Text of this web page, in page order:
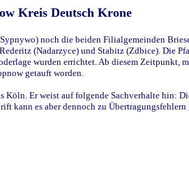
Kreis Deutsch Krone
noch die beiden Filialgemeinden
(Nadarzyce) und Stabitz (Zdbice). Die
wurden errichtet. Ab diesem Zeitpunkt,
getauft worden.
Köln. Er weist auf folgende Sachverhalte hin:
kann es aber dennoch zu